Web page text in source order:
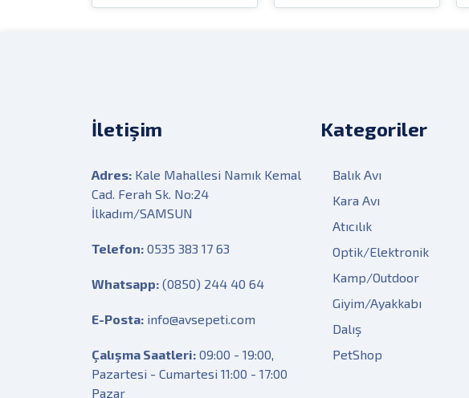
İletişim
Adres: Kale Mahallesi Namık Kemal
Cad. Ferah Sk. No:24
İlkadım/SAMSUN
Telefon: 0535 383 17 63
Whatsapp: (0850) 244 40 64
E-Posta: info@avsepeti.com
Çalışma Saatleri: 09:00 - 19:00,
Pazartesi - Cumartesi 11:00 - 17:00
Pazar
Kategoriler
Balık Avı
Kara Avı
Atıcılık
Optik/Elektronik
Kamp/Outdoor
Giyim/Ayakkabı
Dalış
PetShop